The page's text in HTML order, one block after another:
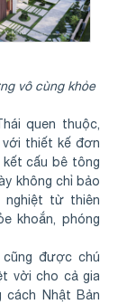
vô cùng khỏe
quen thuộc,
thiết kế đơn
kết cấu bê tông
không chỉ bảo
nghiệt từ thiên
khoắn, phóng
được chú
vời cho cả gia
cách Nhật Bản